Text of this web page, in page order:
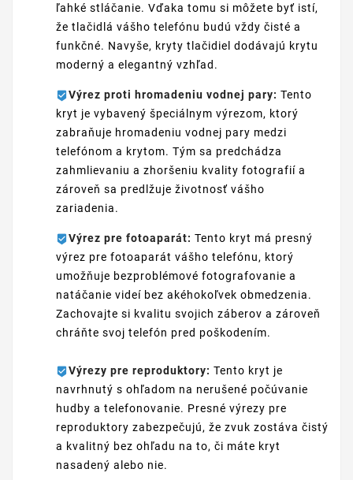
ľahké stláčanie. Vďaka tomu si môžete byť istí,
že tlačidlá vášho telefónu budú vždy čisté a
funkčné. Navyše, kryty tlačidiel dodávajú krytu
moderný a elegantný vzhľad.
Výrez proti hromadeniu vodnej pary: Tento
kryt je vybavený špeciálnym výrezom, ktorý
zabraňuje hromadeniu vodnej pary medzi
telefónom a krytom. Tým sa predchádza
zahmlievaniu a zhoršeniu kvality fotografií a
zároveň sa predlžuje životnosť vášho
zariadenia.
Výrez pre fotoaparát: Tento kryt má presný
výrez pre fotoaparát vášho telefónu, ktorý
umožňuje bezproblémové fotografovanie a
natáčanie videí bez akéhokoľvek obmedzenia.
Zachovajte si kvalitu svojich záberov a zároveň
chráňte svoj telefón pred poškodením.
Výrezy pre reproduktory: Tento kryt je
navrhnutý s ohľadom na nerušené počúvanie
hudby a telefonovanie. Presné výrezy pre
reproduktory zabezpečujú, že zvuk zostáva čistý
a kvalitný bez ohľadu na to, či máte kryt
nasadený alebo nie.